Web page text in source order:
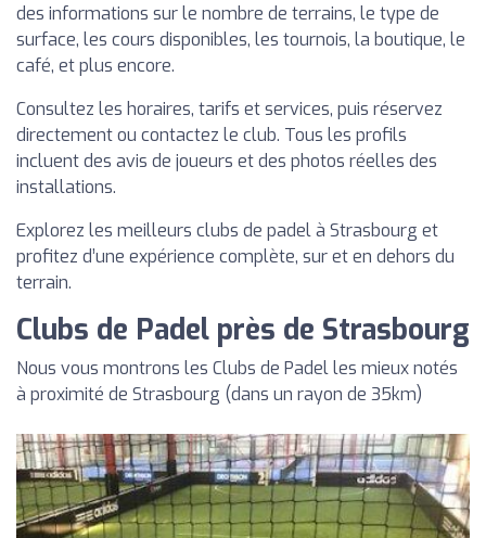
des informations sur le nombre de terrains, le type de
surface, les cours disponibles, les tournois, la boutique, le
café, et plus encore.
Consultez les horaires, tarifs et services, puis réservez
directement ou contactez le club. Tous les profils
incluent des avis de joueurs et des photos réelles des
installations.
Explorez les meilleurs clubs de padel à Strasbourg et
profitez d’une expérience complète, sur et en dehors du
terrain.
Clubs de Padel près de Strasbourg
Nous vous montrons les Clubs de Padel les mieux notés
à proximité de Strasbourg (dans un rayon de 35km)